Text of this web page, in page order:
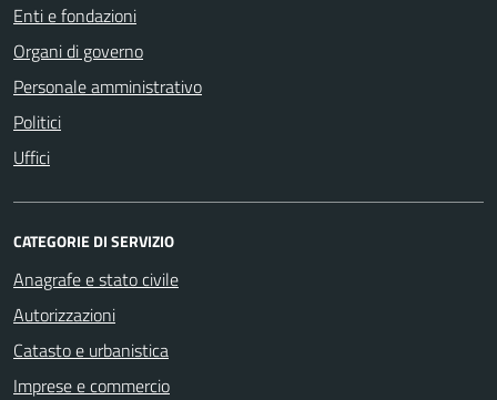
Enti e fondazioni
Organi di governo
Personale amministrativo
Politici
Uffici
CATEGORIE DI SERVIZIO
Anagrafe e stato civile
Autorizzazioni
Catasto e urbanistica
Imprese e commercio